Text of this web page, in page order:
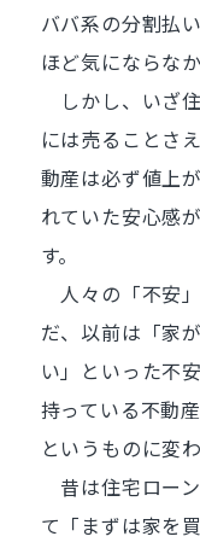
ババ系の分割払
ほど気にならな
しかし、いざ
には売ることさ
動産は必ず値上
れていた安心感
す。
人々の「不安
だ、以前は「家
い」といった不
持っている不動
というものに変
昔は住宅ロー
て「まずは家を